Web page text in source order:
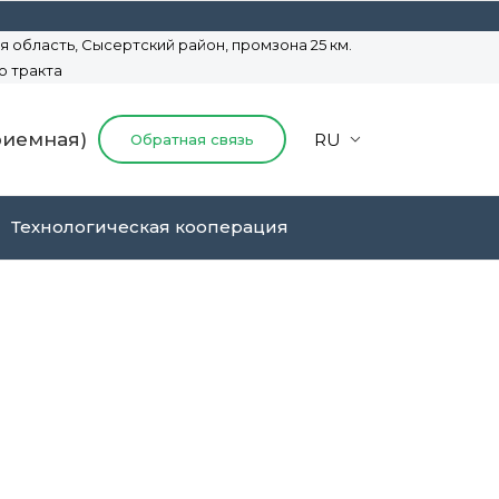
область, Сысертский район, промзона 25 км.
тракта
Обратная связь RU
Технологическая кооперация